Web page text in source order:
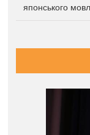
японського